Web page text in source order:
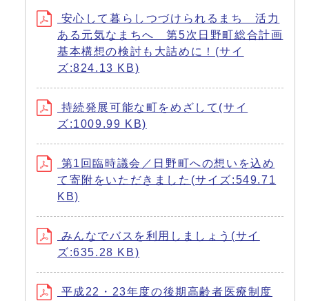
安心して暮らしつづけられるまち 活力
ある元気なまちへ 第5次日野町総合計画
基本構想の検討も大詰めに！(サイ
ズ:824.13 KB)
持続発展可能な町をめざして(サイ
ズ:1009.99 KB)
第1回臨時議会／日野町への想いを込め
て寄附をいただきました(サイズ:549.71
KB)
みんなでバスを利用しましょう(サイ
ズ:635.28 KB)
平成22・23年度の後期高齢者医療制度